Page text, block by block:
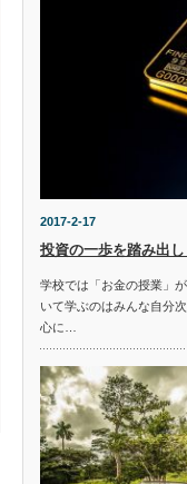
2017-2-17
投資の一歩を踏み出し
学校では「お金の授業」
いて学ぶのはみんな自分
心に…